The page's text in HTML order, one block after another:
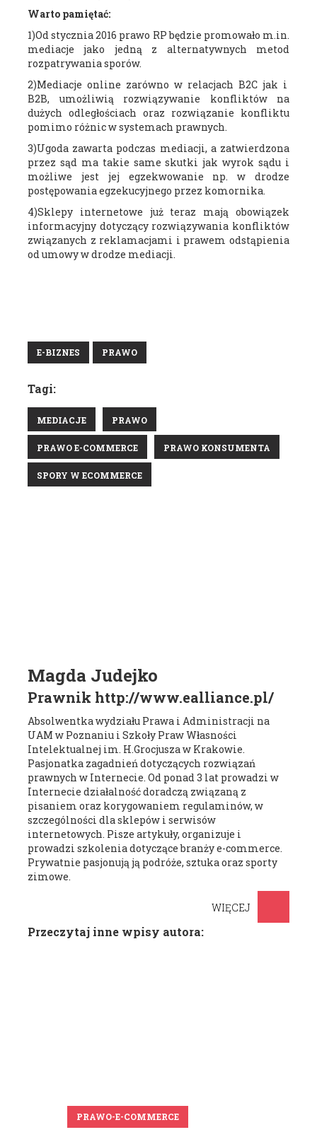
Warto pamiętać:
1)Od stycznia 2016 prawo RP będzie promowało m.in.
mediacje jako jedną z alternatywnych metod
rozpatrywania sporów.
2)Mediacje online zarówno w relacjach B2C jak i
B2B, umożliwią rozwiązywanie konfliktów na
dużych odległościach oraz rozwiązanie konfliktu
pomimo różnic w systemach prawnych.
3)Ugoda zawarta podczas mediacji, a zatwierdzona
przez sąd ma takie same skutki jak wyrok sądu i
możliwe jest jej egzekwowanie np. w drodze
postępowania egzekucyjnego przez komornika.
4)Sklepy internetowe już teraz mają obowiązek
informacyjny dotyczący rozwiązywania konfliktów
związanych z reklamacjami i prawem odstąpienia
od umowy w drodze mediacji.
E-BIZNES PRAWO
Tagi:
MEDIACJE PRAWO
PRAWO E-COMMERCE PRAWO KONSUMENTA
SPORY W ECOMMERCE
Magda Judejko
Prawnik http://www.ealliance.pl/
Absolwentka wydziału Prawa i Administracji na
UAM w Poznaniu i Szkoły Praw Własności
Intelektualnej im. H.Grocjusza w Krakowie.
Pasjonatka zagadnień dotyczących rozwiązań
prawnych w Internecie. Od ponad 3 lat prowadzi w
Internecie działalność doradczą związaną z
pisaniem oraz korygowaniem regulaminów, w
szczególności dla sklepów i serwisów
internetowych. Pisze artykuły, organizuje i
prowadzi szkolenia dotyczące branży e-commerce.
Prywatnie pasjonują ją podróże, sztuka oraz sporty
zimowe.
WIĘCEJ
Przeczytaj inne wpisy autora:
PRAWO-E-COMMERCE